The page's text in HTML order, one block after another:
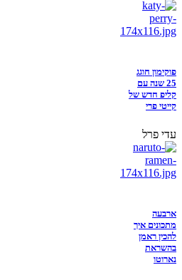
פוקימון חוגג
25 שנה עם
קליפ חדש של
קייטי פרי
עדי פרל
ארבעה
מתכונים איך
להכין ראמן
בהשראת
נארוטו